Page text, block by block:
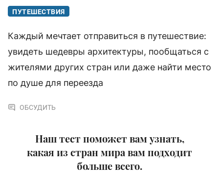
ПУТЕШЕСТВИЯ
Каждый мечтает отправиться в путешествие:
увидеть шедевры архитектуры, пообщаться с
жителями других стран или даже найти место
по душе для переезда
ОБСУДИТЬ
Наш тест поможет вам узнать,
какая из стран мира вам подходит
больше всего.